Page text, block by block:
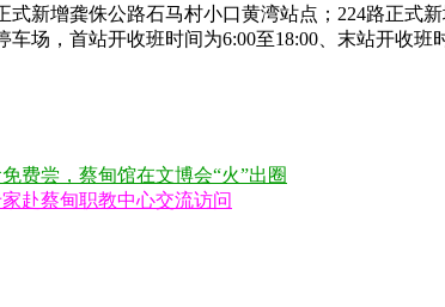
新增龚侏公路石马村小口黄湾站点；224路正式新
场，首站开收班时间为6:00至18:00、末站开收
费尝，蔡甸馆在文博会“火”出圈
赴蔡甸职教中心交流访问